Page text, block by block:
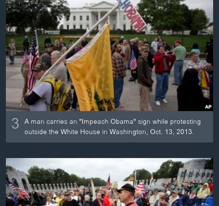
3 A man carries an "Impeach Obama" sign while protesting
outside the White House in Washington, Oct. 13, 2013.